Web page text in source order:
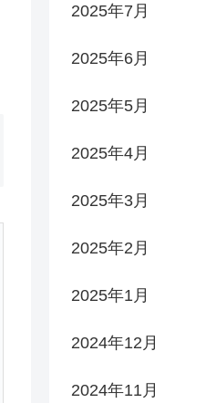
2025年7月
2025年6月
2025年5月
2025年4月
2025年3月
2025年2月
2025年1月
2024年12月
2024年11月